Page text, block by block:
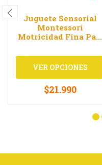
Juguete Sensorial
Montessori
Motricidad Fina Pa...
VER OPCIONES
$21.990